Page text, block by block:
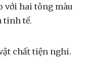
với hai tông màu
tinh tế.
chất tiện nghi.